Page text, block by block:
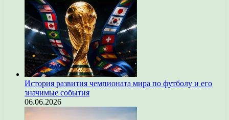
История развития чемпионата мира по футболу и его
значимые события
06.06.2026